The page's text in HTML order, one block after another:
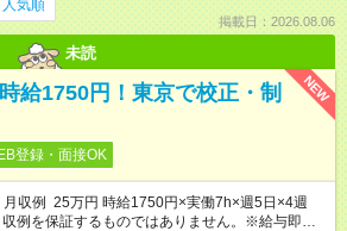
人気順
掲載日：2026.08.06
未読
NEW
給1750円！東京で校正・制
登録・面接OK
収例 25万円 時給1750円×実働7h×週5日×4週
例を保証するものではありません。※給与即受取